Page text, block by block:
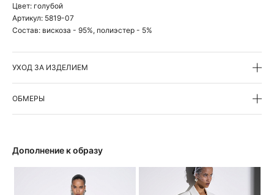
Цвет: голубой
Артикул: 5819-07
Состав: вискоза - 95%, полиэстер - 5%
УХОД ЗА ИЗДЕЛИЕМ
ОБМЕРЫ
Дополнение к образу